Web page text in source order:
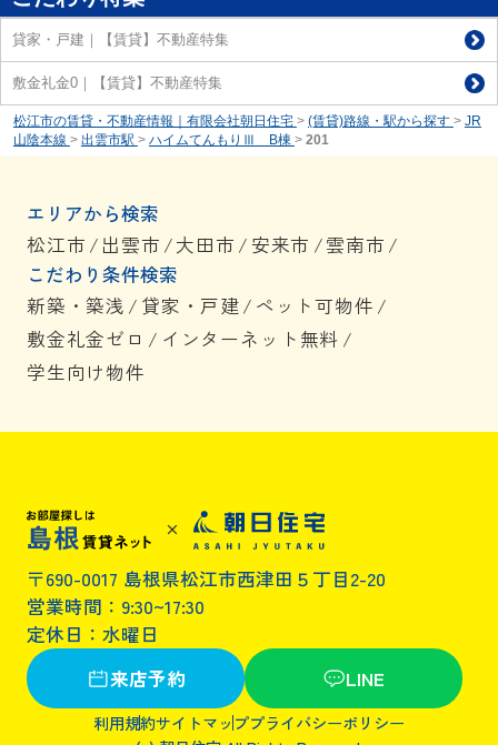
貸家・戸建｜【賃貸】不動産特集
敷金礼金0｜【賃貸】不動産特集
松江市の賃貸・不動産情報｜有限会社朝日住宅 > (賃貸)路線・駅から探す > JR
山陰本線 > 出雲市駅 > ハイムてんもりⅢ B棟 > 201
エリアから検索
松江市 / 出雲市 /大田市 / 安来市 /雲南市 /
こだわり条件検索
新築・築浅 / 貸家・戸建/ ペット可物件 /
敷金礼金ゼロ / インターネット無料 /
学生向け物件
〒690-0017 島根県松江市西津田５丁目2-20
営業時間：9:30~17:30
定休日：水曜日
来店予約
LINE
利用規約サイトマッププライバシーポリシー